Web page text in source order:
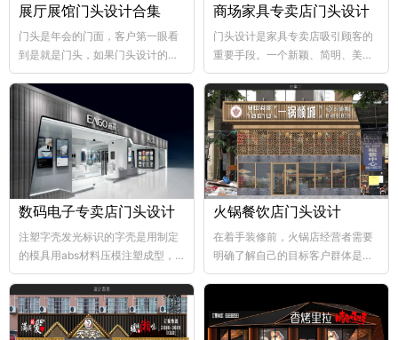
展厅展馆门头设计合集
门头是年会的门面，客户第一眼看
到是就是门头，如果门头设计的比
较好，那年会也向...
商场家具专卖店门头设计
门头设计是家具专卖店吸引顾客的
重要手段。一个新颖、简明、美观
大方的门...
数码电子专卖店门头设计
注塑字壳发光标识的字壳是用制定
的模具用abs材料压模注塑成型，
abs韧性好、不易破碎...
火锅餐饮店门头设计
在着手装修前，火锅店经营者需要
明确了解自己的目标客户群体是哪
个层次，这样...